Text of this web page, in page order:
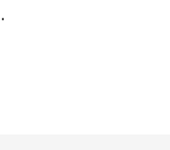
.